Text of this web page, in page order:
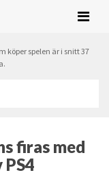
köper spelen är i snitt 37
firas med
PS4